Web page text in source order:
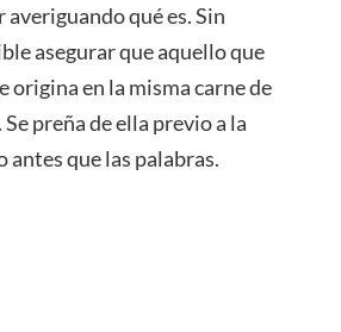
qué es. Sin
asegurar que aquello que
origina en la misma carne de
preña de ella previo a la
antes que las palabras.